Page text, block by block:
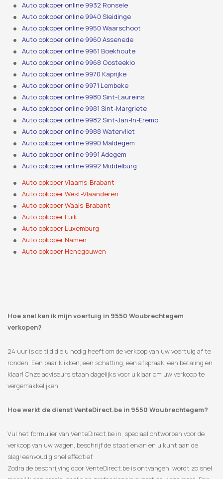
Auto opkoper online 9932 Ronsele
Auto opkoper online 9940 Sleidinge
Auto opkoper online 9950 Waarschoot
Auto opkoper online 9960 Assenede
Auto opkoper online 9961 Boekhoute
Auto opkoper online 9968 Oosteeklo
Auto opkoper online 9970 Kaprijke
Auto opkoper online 9971 Lembeke
Auto opkoper online 9980 Sint-Laureins
Auto opkoper online 9981 Sint-Margriete
Auto opkoper online 9982 Sint-Jan-In-Eremo
Auto opkoper online 9988 Watervliet
Auto opkoper online 9990 Maldegem
Auto opkoper online 9991 Adegem
Auto opkoper online 9992 Middelburg
Auto opkoper Vlaams-Brabant
Auto opkoper West-Vlaanderen
Auto opkoper Waals-Brabant
Auto opkoper Luik
Auto opkoper Luxemburg
Auto opkoper Namen
Auto opkoper Henegouwen
Hoe snel kan ik mijn voertuig in 9550 Woubrechtegem
verkopen?
24 uur is de tijd die u nodig heeft om de verkoop van uw voertuig af te
ronden. Een paar klikken, een schatting, een afspraak, een betaling en
klaar! Onze adviseurs staan ​​dagelijks voor u klaar om uw verkoop te
vergemakkelijken.
Hoe werkt de dienst VenteDirect.be in 9550 Woubrechtegem?
Vul het formulier van VenteDirect.be in, speciaal ontworpen voor de
verkoop van uw wagen, beschrijf de staat ervan en u kunt aan de
slag! eenvoudig snel effectief.
Zodra de beschrijving door VenteDirect.be is ontvangen, wordt zo snel